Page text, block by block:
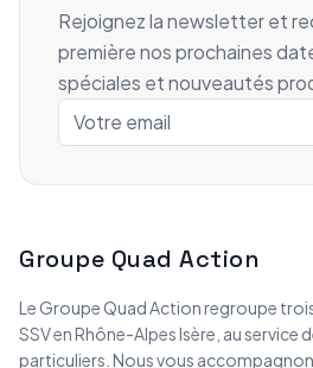
Rejoignez la newsletter et
première nos prochaines
spéciales et nouveautés
Groupe Quad Action
Le Groupe Quad Action regroupe
SSV en Rhône-Alpes Isère, au service
particuliers. Nous vous